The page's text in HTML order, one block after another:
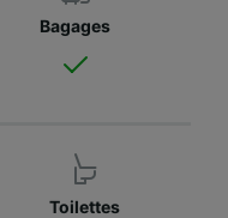
Bagages
Toilettes